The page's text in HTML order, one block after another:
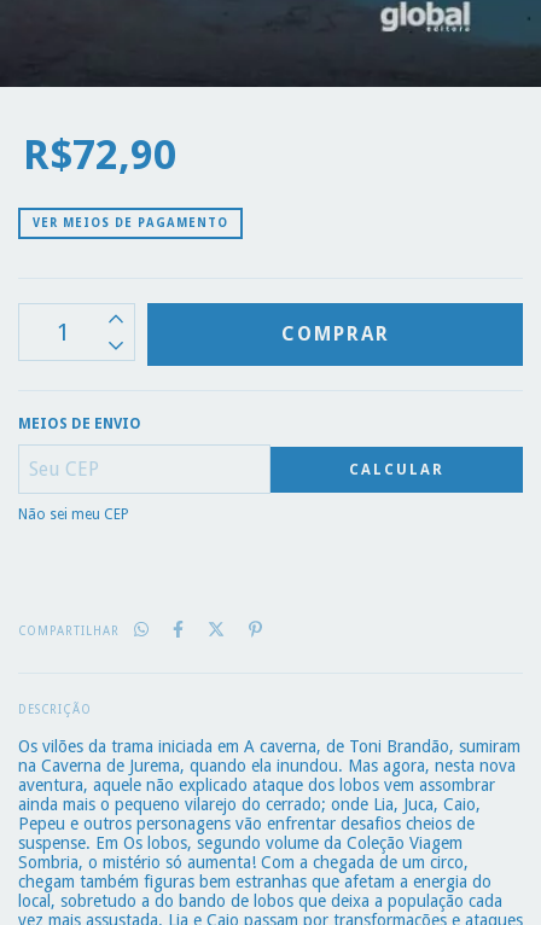
R$72,90
VER MEIOS DE PAGAMENTO
MEIOS DE ENVIO
CALCULAR
Não sei meu CEP
COMPARTILHAR
DESCRIÇÃO
Os vilões da trama iniciada em A caverna, de Toni Brandão, sumiram
na Caverna de Jurema, quando ela inundou. Mas agora, nesta nova
aventura, aquele não explicado ataque dos lobos vem assombrar
ainda mais o pequeno vilarejo do cerrado; onde Lia, Juca, Caio,
Pepeu e outros personagens vão enfrentar desafios cheios de
suspense. Em Os lobos, segundo volume da Coleção Viagem
Sombria, o mistério só aumenta! Com a chegada de um circo,
chegam também figuras bem estranhas que afetam a energia do
local, sobretudo a do bando de lobos que deixa a população cada
vez mais assustada. Lia e Caio passam por transformações e ataques